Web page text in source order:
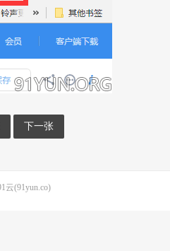
下一张
云(91yun.co)